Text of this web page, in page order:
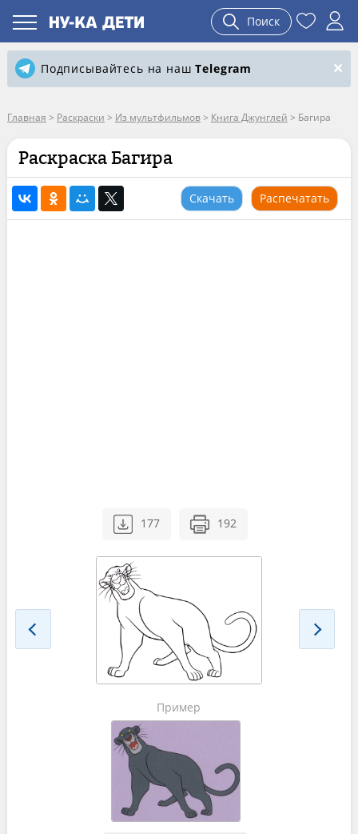
Поиск
Подписывайтесь на нашTelegram
Главная > Раскраски > Из мультфильмов> Книга Джунглей > Багира
Раскраска Багира
Скачать Распечатать
177 192
Пример